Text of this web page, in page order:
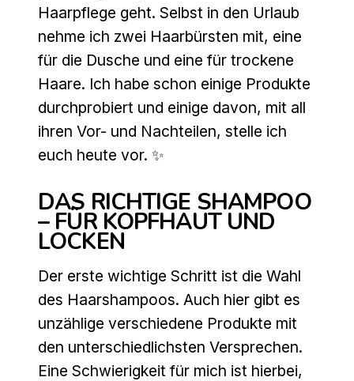
Haarpflege geht. Selbst in den Urlaub
nehme ich zwei Haarbürsten mit, eine
für die Dusche und eine für trockene
Haare. Ich habe schon einige Produkte
durchprobiert und einige davon, mit all
ihren Vor- und Nachteilen, stelle ich
euch heute vor. ✨
DAS RICHTIGE SHAMPOO
– FÜR KOPFHAUT UND
LOCKEN
Der erste wichtige Schritt ist die Wahl
des Haarshampoos. Auch hier gibt es
unzählige verschiedene Produkte mit
den unterschiedlichsten Versprechen.
Eine Schwierigkeit für mich ist hierbei,